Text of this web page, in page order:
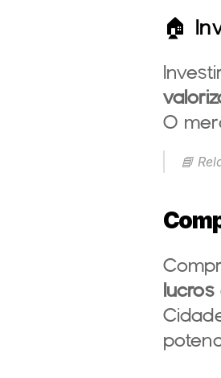
🏠
O
📘
lucros